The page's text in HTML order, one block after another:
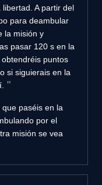
A partir del
para deambular
la misión y
pasar 120 s en la
puntos
si siguierais en la
paséis en la
por el
misión se vea